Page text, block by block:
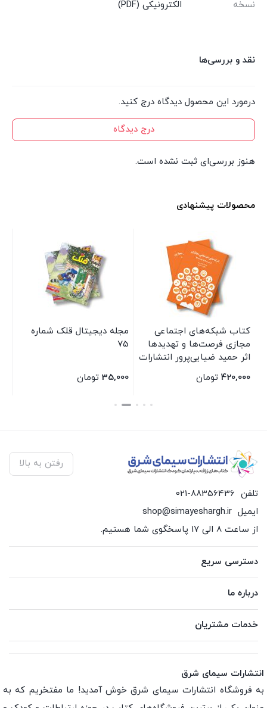
نسخه الکترونیکی (PDF)
نقد و بررسی‌ها
درمورد این محصول دیدگاه درج کنید.
درج دیدگاه
هنوز بررسی‌ای ثبت نشده است.
محصولات پیشنهادی
کتاب شبکه‌های اجتماعی
مجازی فرصت‌ها و تهدیدها
اثر حمید ضیایی‌پرور انتشارات
سیمای شرق
420,000 تومان
مجله دیجیتال قلک شماره
75
35,000 تومان
بستن
رفتن به بالا
تلفن 021-88356436
ایمیل shop@simayeshargh.ir
از ساعت 8 الی 17 پاسخگوی شما هستیم.
دسترسی سریع
درباره ما
خدمات مشتریان
انتشارات سیمای شرق
به فروشگاه انتشارات سیمای شرق خوش آمدید! ما مفتخریم که به